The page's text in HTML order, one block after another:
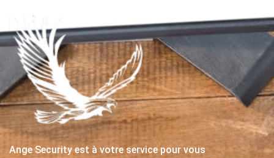
Ange Security est à votre service pour vous